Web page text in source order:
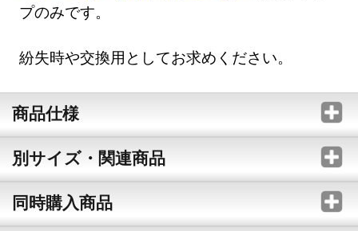
プのみです。
紛失時や交換用としてお求めください。
商品仕様
別サイズ・関連商品
同時購入商品